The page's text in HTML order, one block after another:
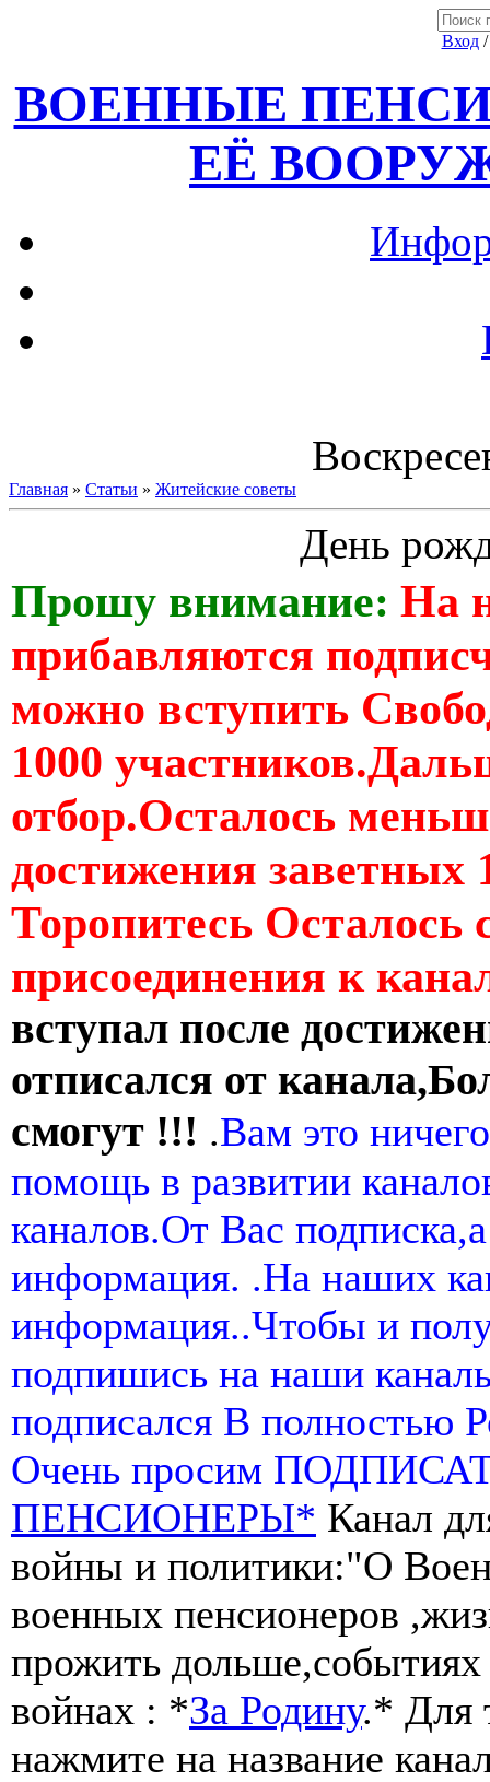
Вход
ВОЕННЫЕ
ЕЁ
Главная » Статьи » Житейские советы
День
Прошу внимание: На
прибавляются
можно вступить
1000
отбор.Осталось
достижения заветных
Торопитесь Осталось
присоединения к
вступал после
отписался от
смогут !!! .Вам это
помощь в развитии
каналов.От Вас
информация. .На наших
информация..Чтобы и
подпишись на наши
подписался В полностью
Очень просим
ПЕНСИОНЕРЫ* Канал
войны и политики:"О
военных пенсионеров
прожить
войнах : *За Родину.* Для
нажмите на название